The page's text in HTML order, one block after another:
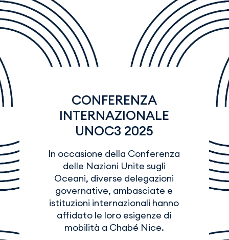
CONFERENZA
INTERNAZIONALE
UNOC3 2025
In occasione della Conferenza
delle Nazioni Unite sugli
Oceani, diverse delegazioni
governative, ambasciate e
istituzioni internazionali hanno
affidato le loro esigenze di
mobilità a Chabé Nice.